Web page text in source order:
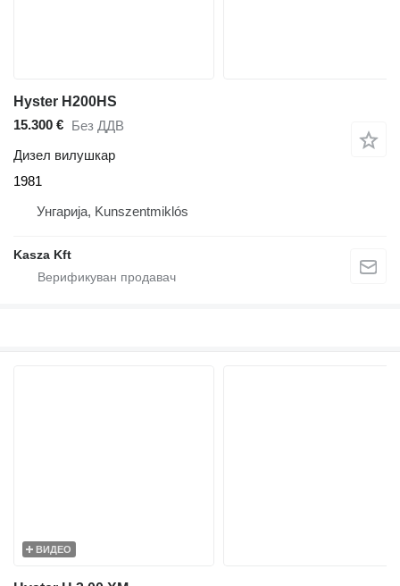
Hyster H200HS
15.300 € Без ДДВ
Дизел вилушкар
1981
Унгарија, Kunszentmiklós
Kasza Kft
ВИДЕО